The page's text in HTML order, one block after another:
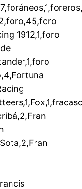
1912,1,foro